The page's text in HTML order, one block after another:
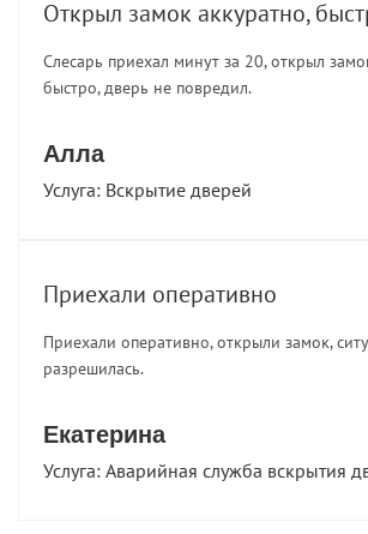
Открыл замок аккуратно,
Слесарь приехал минут за 20, открыл
быстро, дверь не повредил.
Алла
Услуга: Вскрытие дверей
Приехали оперативно
Приехали оперативно, открыли замок,
разрешилась.
Екатерина
Услуга: Аварийная служба вскрытия